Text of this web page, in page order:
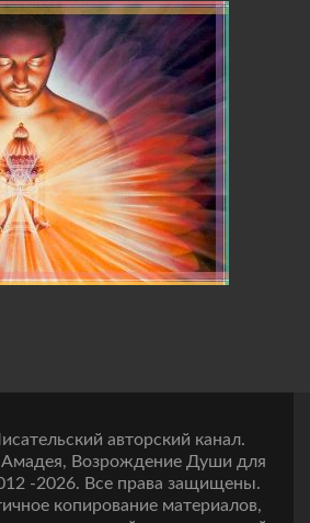
авторский канал.
Амадея, Возрождение Души для
-2026. Все права защищены.
копирование материалов,